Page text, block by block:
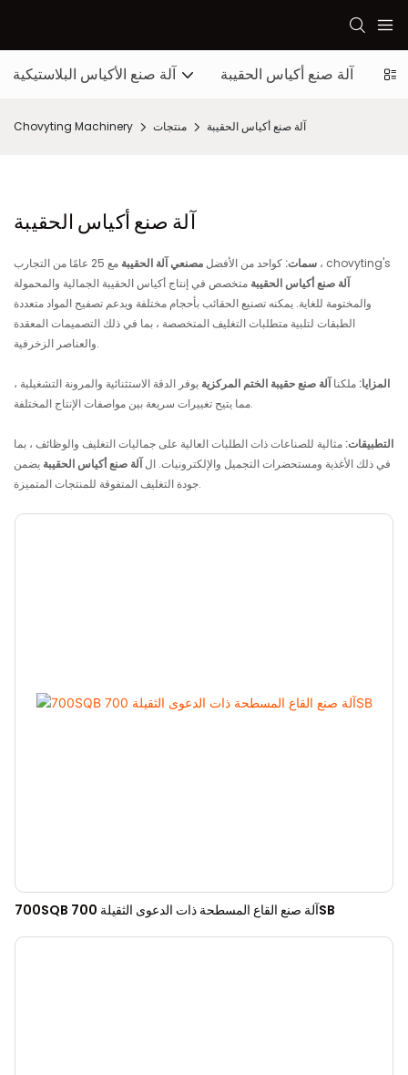
آلة صنع الأكياس البلاستيكية آلة صنع أكياس الحقيبة
Chovyting Machinery منتجات آلة صنع أكياس الحقيبة
آلة صنع أكياس الحقيبة
سمات: كواحد من الأفضل مصنعي آلة الحقيبة
مع 25 عامًا من التجارب ، chovyting's
آلة صنع أكياس الحقيبة متخصص في إنتاج أكياس الحقيبة الجمالية والمحمولة
والمختومة للغاية. يمكنه تصنيع الحقائب بأحجام مختلفة ويدعم تصفيح المواد متعددة
الطبقات لتلبية متطلبات التغليف المتخصصة ، بما في ذلك التصميمات المعقدة
والعناصر الزخرفية.
المزايا: ملكناآلة صنع حقيبة الختم المركزية يوفر الدقة الاستثنائية والمرونة التشغيلية ،
مما يتيح تغييرات سريعة بين مواصفات الإنتاج المختلفة.
التطبيقات: مثالية للصناعات ذات الطلبات العالية على جماليات التغليف والوظائف ، بما
في ذلك الأغذية ومستحضرات التجميل والإلكترونيات. الآلة صنع أكياس الحقيبة يضمن
جودة التغليف المتفوقة للمنتجات المتميزة.
700SQB آلة صنع القاع المسطحة ذات الدعوى الثقيلة 700SB